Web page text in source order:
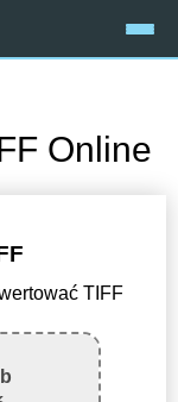
Online
TIFF